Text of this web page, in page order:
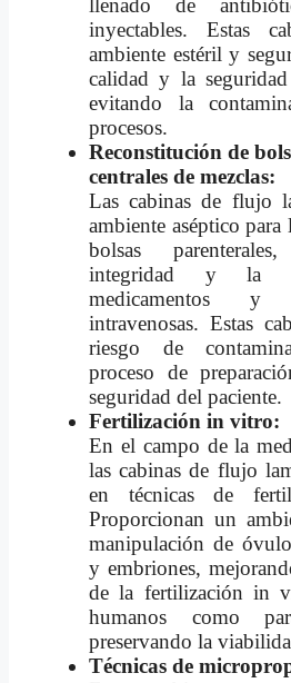
llenado de
inyectables. Estas
ambiente estéril y
calidad y la
evitando la
procesos.
Reconstitución de
centrales de mezclas:
Las cabinas de flujo
ambiente aséptico
bolsas
integridad y la
medicamentos y
intravenosas. Estas
riesgo de
proceso de
seguridad del paciente.
Fertilización in vitro:
En el campo de la
las cabinas de flujo
en técnicas de
Proporcionan un
manipulación de
y embriones,
de la fertilización in
humanos como
preservando la
Técnicas de